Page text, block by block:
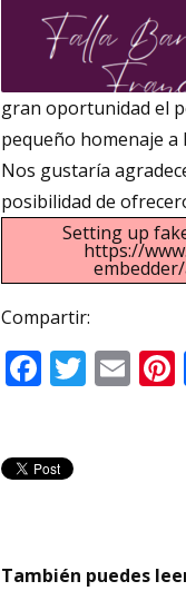
gran oportunidad el
pequeño homenaje a
Nos gustaría
posibilidad de
Setting up
https://
Compartir:
También puedes